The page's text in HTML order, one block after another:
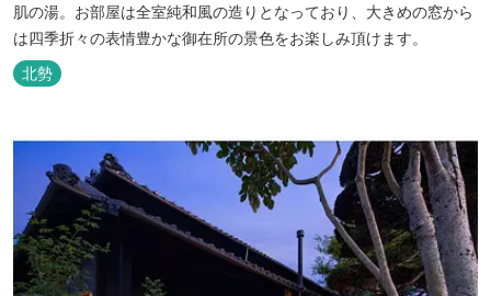
肌の湯。お部屋は全室純和風の造りとなっており、大きめの窓から
は四季折々の表情豊かな御在所の景色をお楽しみ頂けます。
北勢